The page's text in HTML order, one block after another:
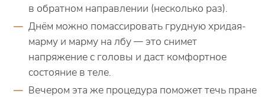
в обратном направлении (несколько раз).
Днём можно помассировать грудную хридая-
марму и марму на лбу — это снимет
напряжение с головы и даст комфортное
состояние в теле.
Вечером эта же процедура поможет течь пране